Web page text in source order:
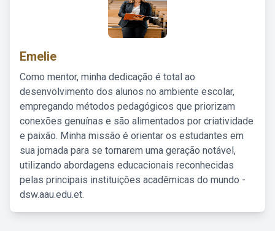
Emelie
Como mentor, minha dedicação é total ao
desenvolvimento dos alunos no ambiente escolar,
empregando métodos pedagógicos que priorizam
conexões genuínas e são alimentados por criatividade
e paixão. Minha missão é orientar os estudantes em
sua jornada para se tornarem uma geração notável,
utilizando abordagens educacionais reconhecidas
pelas principais instituições acadêmicas do mundo -
dsw.aau.edu.et.